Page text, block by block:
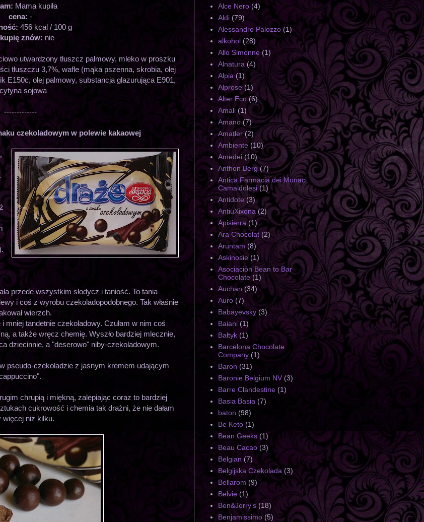
Mama kupiła
cena: -
456 kcal / 100 g
znów: nie
utwardzony tłuszcz palmowy, mleko w proszku
tłuszczu 3,7%, wafle (mąka pszenna, skrobia, olej
E150c, olej palmowy, substancja glazurująca E901,
sojowa
-------------
czekoladowym w polewie kakaowej
przede wszystkim słodycz i taniość. To tania
i coś z wyrobu czekoladopodobnego. Tak właśnie
wierzch.
mniej tandetnie czekoladowy. Czułam w nim coś
a także wręcz chemię. Wyszło bardziej mlecznie,
dziecinnie, a "deserowo" niby-czekoladowym.
pseudo-czekoladzie z jasnym kremem udającym
chrupią i miękną, zalepiając coraz to bardziej
cukrowość i chemia tak drażni, że nie dałam
więcej niż kilku.
Alce Nero (4)
Aldi (79)
Alessandro Palozzo (1)
alkohol (28)
Allo Simonne (1)
Alnatura (4)
Alpia (1)
Alprose (1)
Alter Eco (6)
Amali (1)
Amano (7)
Amatler (2)
Ambiente (10)
Amedei (10)
Anthon Berg (7)
Antica Farmacia dei Monaci
Camaldolesi (1)
Antidote (3)
AntiuXixona (2)
Apisierra (1)
Ara Chocolat (2)
Aruntam (8)
Askinosie (1)
Asociación Bean to Bar
Chocolate (1)
Auchan (34)
Auro (7)
Babayevsky (3)
Baiani (1)
Bałtyk (1)
Barcelona Chocolate
Company (1)
Baron (31)
Baronie Belgium NV (3)
Barre Clandestine (1)
Basia Basia (7)
baton (98)
Be Keto (1)
Bean Geeks (1)
Beau Cacao (3)
Belgian (7)
Belgijska Czekolada (3)
Bellarom (9)
Belvie (1)
Ben&Jerry's (18)
Benjamissimo (5)